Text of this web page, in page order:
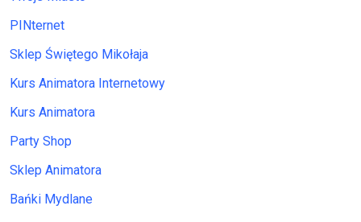
PINternet
Sklep Świętego Mikołaja
Kurs Animatora Internetowy
Kurs Animatora
Party Shop
Sklep Animatora
Bańki Mydlane